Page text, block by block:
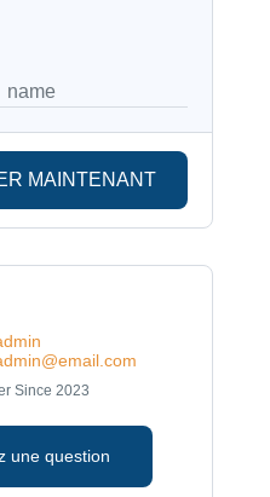
MAINTENANT
Since 2023
une question